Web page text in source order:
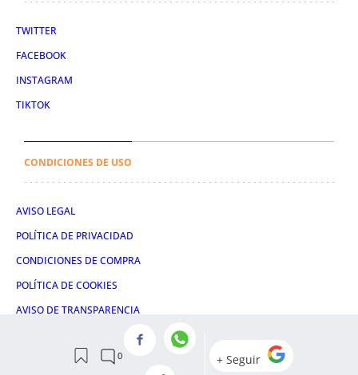
TWITTER
FACEBOOK
INSTAGRAM
TIKTOK
CONDICIONES DE USO
AVISO LEGAL
POLÍTICA DE PRIVACIDAD
CONDICIONES DE COMPRA
POLÍTICA DE COOKIES
AVISO DE TRANSPARENCIA